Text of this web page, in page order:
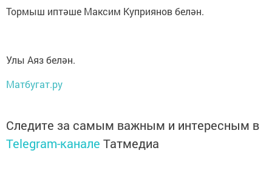
Тормыш иптәше Максим Куприянов белән.
Улы Аяз белән.
Матбугат.ру
Следите за самым важным и интересным в
Telegram-канале Татмедиа